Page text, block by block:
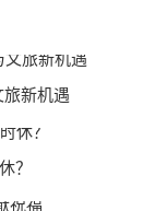
新机遇
？